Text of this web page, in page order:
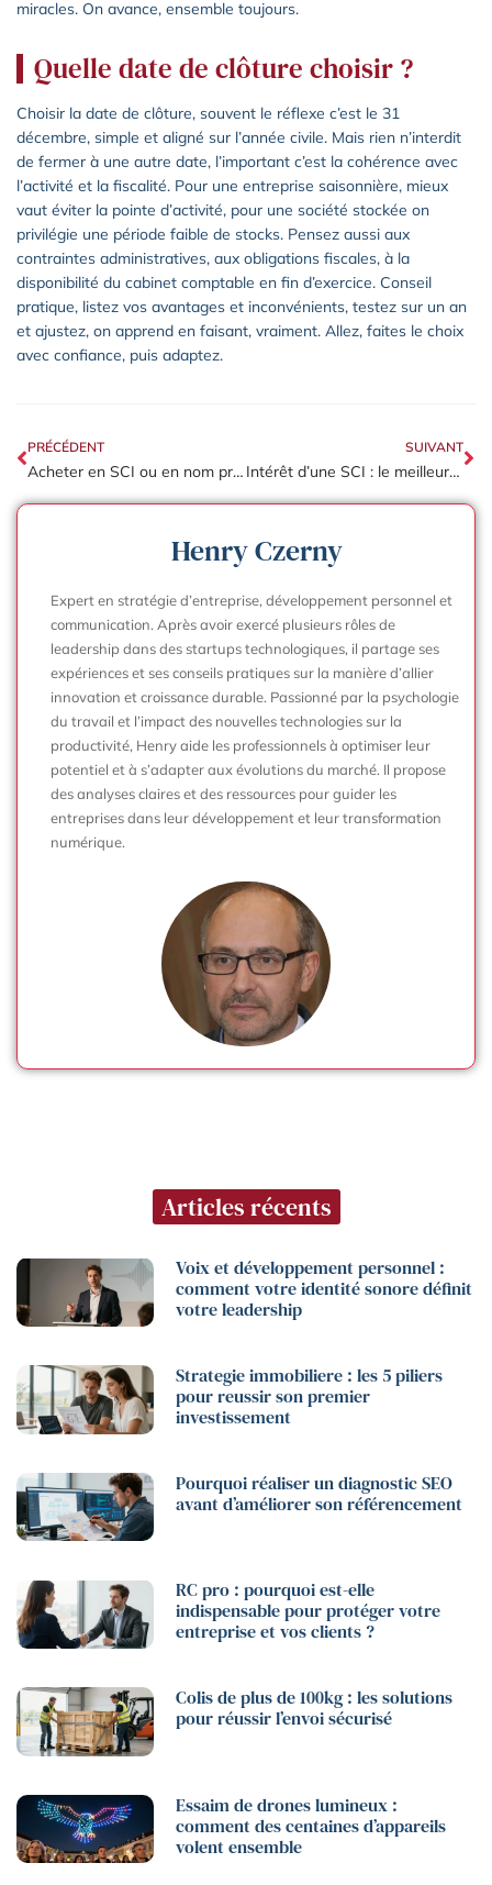
miracles. On avance, ensemble toujours.
Quelle date de clôture choisir ?
Choisir la date de clôture, souvent le réflexe c’est le 31
décembre, simple et aligné sur l’année civile. Mais rien n’interdit
de fermer à une autre date, l’important c’est la cohérence avec
l’activité et la fiscalité. Pour une entreprise saisonnière, mieux
vaut éviter la pointe d’activité, pour une société stockée on
privilégie une période faible de stocks. Pensez aussi aux
contraintes administratives, aux obligations fiscales, à la
disponibilité du cabinet comptable en fin d’exercice. Conseil
pratique, listez vos avantages et inconvénients, testez sur un an
et ajustez, on apprend en faisant, vraiment. Allez, faites le choix
avec confiance, puis adaptez.
PRÉCÉDENT
Acheter en SCI ou en nom propre : la comparaison fiscale et successorale
SUIVANT
Intérêt d’une SCI : le meilleur choix pour optimiser la transmission ?
Henry Czerny
Expert en stratégie d’entreprise, développement personnel et
communication. Après avoir exercé plusieurs rôles de
leadership dans des startups technologiques, il partage ses
expériences et ses conseils pratiques sur la manière d’allier
innovation et croissance durable. Passionné par la psychologie
du travail et l’impact des nouvelles technologies sur la
productivité, Henry aide les professionnels à optimiser leur
potentiel et à s’adapter aux évolutions du marché. Il propose
des analyses claires et des ressources pour guider les
entreprises dans leur développement et leur transformation
numérique.
Articles récents
Voix et développement personnel :
comment votre identité sonore définit
votre leadership
Strategie immobiliere : les 5 piliers
pour reussir son premier
investissement
Pourquoi réaliser un diagnostic SEO
avant d’améliorer son référencement
RC pro : pourquoi est-elle
indispensable pour protéger votre
entreprise et vos clients ?
Colis de plus de 100kg : les solutions
pour réussir l’envoi sécurisé
Essaim de drones lumineux :
comment des centaines d’appareils
volent ensemble